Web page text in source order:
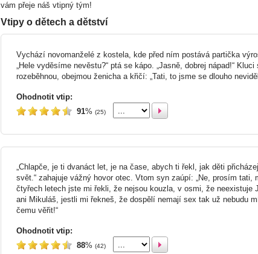
vám přeje náš vtipný tým!
Vtipy o dětech a dětství
Vychází novomanželé z kostela, kde před ním postává partička
„Hele vyděsíme nevěstu?“ ptá se kápo. „Jasně, dobrej nápad!“ Kluci
rozeběhnou, obejmou ženicha a křičí: „Tati, to jsme se dlouho
Ohodnotit vtip:
91% (25)
„Chlapče, je ti dvanáct let, je na čase, abych ti řekl, jak děti
svět.“ zahajuje vážný hovor otec. Vtom syn zaúpí: „Ne, prosím tati,
čtyřech letech jste mi řekli, že nejsou kouzla, v osmi, že neexistuje
ani Mikuláš, jestli mi řekneš, že dospělí nemají sex tak už nebudu
čemu věřit!“
Ohodnotit vtip:
88% (42)